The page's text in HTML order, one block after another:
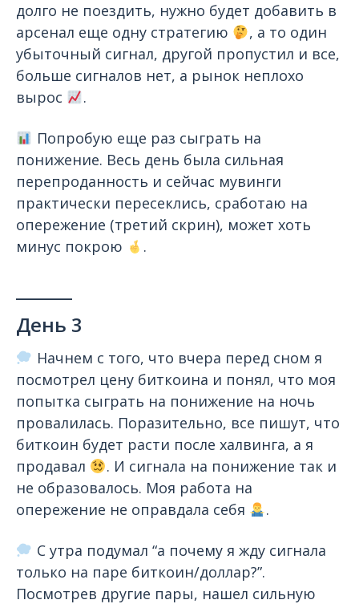
долго не поездить, нужно будет добавить в
арсенал еще одну стратегию
, а то один
убыточный сигнал, другой пропустил и все,
больше сигналов нет, а рынок неплохо
вырос
.
Попробую еще раз сыграть на
понижение. Весь день была сильная
перепроданность и сейчас мувинги
практически пересеклись, сработаю на
опережение (третий скрин), может хоть
минус покрою
.
День 3
Начнем с того, что вчера перед сном я
посмотрел цену биткоина и понял, что моя
попытка сыграть на понижение на ночь
провалилась. Поразительно, все пишут, что
биткоин будет расти после халвинга, а я
продавал
. И сигнала на понижение так и
не образовалось. Моя работа на
опережение не оправдала себя
.
С утра подумал “а почему я жду сигнала
только на паре биткоин/доллар?”.
Посмотрев другие пары, нашел сильную